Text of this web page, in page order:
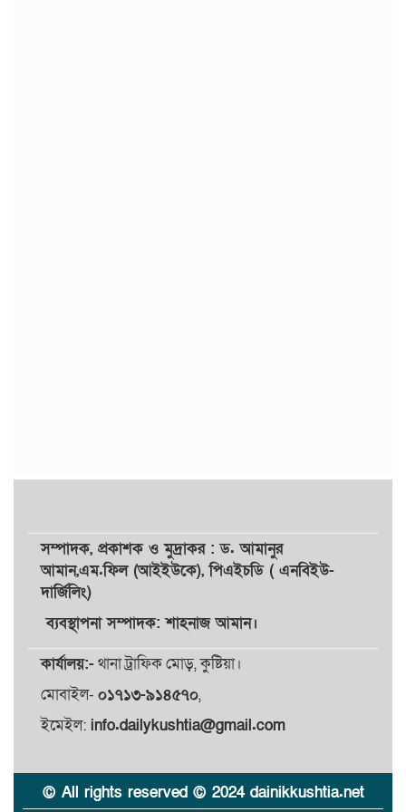
সম্পাদক, প্রকাশকওমুদ্রাকর: ড. আমানুর
আমান,এম.ফিল (আইইউকে), পিএইচডি ( এনবিইউ-
দার্জিলিং)
ব্যবস্থাপনা সম্পাদক: শাহনাজ আমান।
কার্যালয়:-থানা ট্রাফিক মোড়, কুষ্টিয়া।
মোবাইল- ০১৭১৩-৯১৪৫৭০,
ইমেইল: info.dailykushtia@gmail.com
© All rights reserved © 2024 dainikkushtia.net